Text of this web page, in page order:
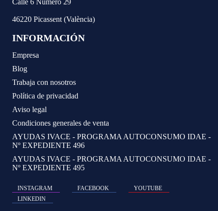
Calle 6 Número 29
46220 Picassent (València)
INFORMACIÓN
Empresa
Blog
Trabaja con nosotros
Política de privacidad
Aviso legal
Condiciones generales de venta
AYUDAS IVACE - PROGRAMA AUTOCONSUMO IDAE -
Nº EXPEDIENTE 496
AYUDAS IVACE - PROGRAMA AUTOCONSUMO IDAE -
Nº EXPEDIENTE 495
INSTAGRAM FACEBOOK
YOUTUBE
LINKEDIN